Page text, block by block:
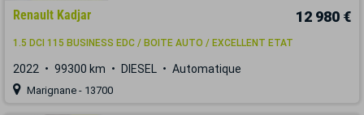
Renault Kadjar 12 980 €
1.5 DCI 115 BUSINESS EDC / BOITE AUTO / EXCELLENT ETAT
2022 99300 km DIESEL Automatique
Marignane - 13700